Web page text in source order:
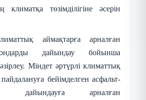
климатқа төзімділігіне әсерін
аймақтарға арналған
дайындау бойынша
Міндет әртүрлі климаттық
бейімделген асфальт-
дайындауға арналған